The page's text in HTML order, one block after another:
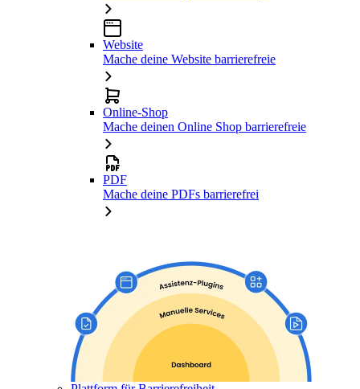
Website
Mache deine Website barrierefreie
Online-Shop
Mache deinen Online Shop barrierefreie
PDF
Mache deine PDFs barrierefrei